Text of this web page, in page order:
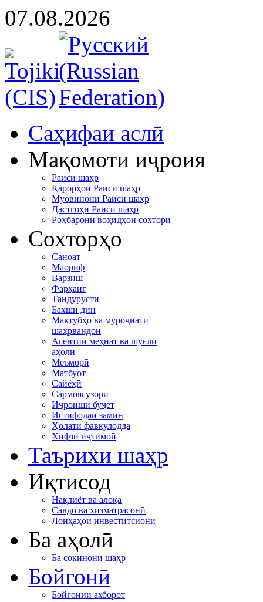
07.08.2026
Cаҳифаи аслӣ
Мақомоти иҷроия
Раиси шаҳр
Қарорҳои Раиси шаҳр
Муовинони Раиси шаҳр
Дастгоҳи Раиси шаҳр
Роҳбарони воҳидҳои сохторӣ
Сохторҳо
Саноат
Маориф
Варзиш
Фарҳанг
Тандурустӣ
Бахши дин
Мактубҳо ва муроҷиати
шаҳрвандон
Агентии меҳнат ва шуғли
аҳолӣ
Меъморӣ
Матбуот
Сайёҳӣ
Сармоягузорӣ
Иҷроиши буҷет
Истифодаи замин
Ҳолати фавқулодда
Хифзи иҷтимоӣ
Таърихи шаҳр
Иқтисод
Нақлиёт ва алоқа
Савдо ва хизматрасонӣ
Лоиҳаҳои инвеститсионӣ
Ба аҳолӣ
Ба сокинони шаҳр
Бойгонӣ
Бойгонии ахборот